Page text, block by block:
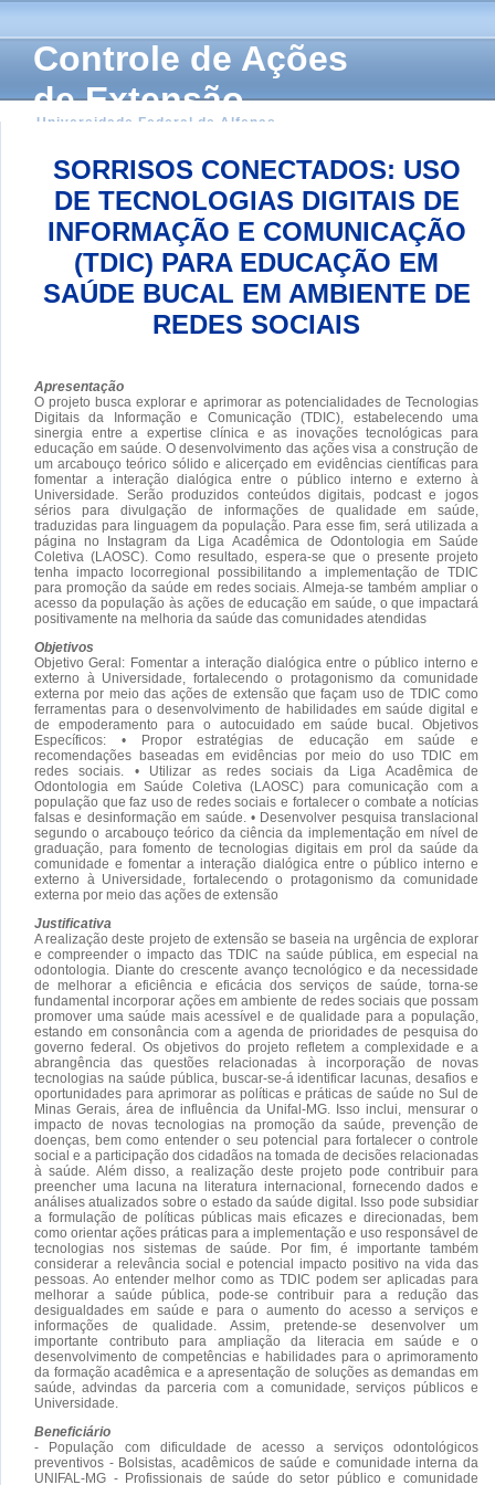
Controle de Ações
de Extensão
Universidade Federal de Alfenas
SORRISOS CONECTADOS: USO
DE TECNOLOGIAS DIGITAIS DE
INFORMAÇÃO E COMUNICAÇÃO
(TDIC) PARA EDUCAÇÃO EM
SAÚDE BUCAL EM AMBIENTE DE
REDES SOCIAIS
Apresentação
O projeto busca explorar e aprimorar as potencialidades de Tecnologias
Digitais da Informação e Comunicação (TDIC), estabelecendo uma
sinergia entre a expertise clínica e as inovações tecnológicas para
educação em saúde. O desenvolvimento das ações visa a construção de
um arcabouço teórico sólido e alicerçado em evidências científicas para
fomentar a interação dialógica entre o público interno e externo à
Universidade. Serão produzidos conteúdos digitais, podcast e jogos
sérios para divulgação de informações de qualidade em saúde,
traduzidas para linguagem da população. Para esse fim, será utilizada a
página no Instagram da Liga Acadêmica de Odontologia em Saúde
Coletiva (LAOSC). Como resultado, espera-se que o presente projeto
tenha impacto locorregional possibilitando a implementação de TDIC
para promoção da saúde em redes sociais. Almeja-se também ampliar o
acesso da população às ações de educação em saúde, o que impactará
positivamente na melhoria da saúde das comunidades atendidas
Objetivos
Objetivo Geral: Fomentar a interação dialógica entre o público interno e
externo à Universidade, fortalecendo o protagonismo da comunidade
externa por meio das ações de extensão que façam uso de TDIC como
ferramentas para o desenvolvimento de habilidades em saúde digital e
de empoderamento para o autocuidado em saúde bucal. Objetivos
Específicos: • Propor estratégias de educação em saúde e
recomendações baseadas em evidências por meio do uso TDIC em
redes sociais. • Utilizar as redes sociais da Liga Acadêmica de
Odontologia em Saúde Coletiva (LAOSC) para comunicação com a
população que faz uso de redes sociais e fortalecer o combate a notícias
falsas e desinformação em saúde. • Desenvolver pesquisa translacional
segundo o arcabouço teórico da ciência da implementação em nível de
graduação, para fomento de tecnologias digitais em prol da saúde da
comunidade e fomentar a interação dialógica entre o público interno e
externo à Universidade, fortalecendo o protagonismo da comunidade
externa por meio das ações de extensão
Justificativa
A realização deste projeto de extensão se baseia na urgência de explorar
e compreender o impacto das TDIC na saúde pública, em especial na
odontologia. Diante do crescente avanço tecnológico e da necessidade
de melhorar a eficiência e eficácia dos serviços de saúde, torna-se
fundamental incorporar ações em ambiente de redes sociais que possam
promover uma saúde mais acessível e de qualidade para a população,
estando em consonância com a agenda de prioridades de pesquisa do
governo federal. Os objetivos do projeto refletem a complexidade e a
abrangência das questões relacionadas à incorporação de novas
tecnologias na saúde pública, buscar-se-á identificar lacunas, desafios e
oportunidades para aprimorar as políticas e práticas de saúde no Sul de
Minas Gerais, área de influência da Unifal-MG. Isso inclui, mensurar o
impacto de novas tecnologias na promoção da saúde, prevenção de
doenças, bem como entender o seu potencial para fortalecer o controle
social e a participação dos cidadãos na tomada de decisões relacionadas
à saúde. Além disso, a realização deste projeto pode contribuir para
preencher uma lacuna na literatura internacional, fornecendo dados e
análises atualizados sobre o estado da saúde digital. Isso pode subsidiar
a formulação de políticas públicas mais eficazes e direcionadas, bem
como orientar ações práticas para a implementação e uso responsável de
tecnologias nos sistemas de saúde. Por fim, é importante também
considerar a relevância social e potencial impacto positivo na vida das
pessoas. Ao entender melhor como as TDIC podem ser aplicadas para
melhorar a saúde pública, pode-se contribuir para a redução das
desigualdades em saúde e para o aumento do acesso a serviços e
informações de qualidade. Assim, pretende-se desenvolver um
importante contributo para ampliação da literacia em saúde e o
desenvolvimento de competências e habilidades para o aprimoramento
da formação acadêmica e a apresentação de soluções as demandas em
saúde, advindas da parceria com a comunidade, serviços públicos e
Universidade.
Beneficiário
- População com dificuldade de acesso a serviços odontológicos
preventivos - Bolsistas, acadêmicos de saúde e comunidade interna da
UNIFAL-MG - Profissionais de saúde do setor público e comunidade